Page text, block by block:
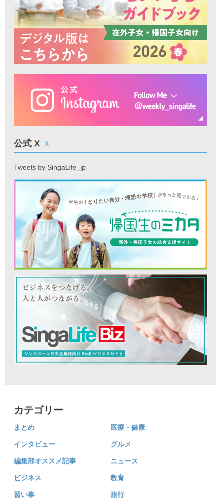
公式 X X
Tweets by SingaLife_jp
カテゴリー
まとめ 医療・健康
インタビュー グルメ
編集部オススメ記事 ニュース
ビジネス 教育
習い事 旅行